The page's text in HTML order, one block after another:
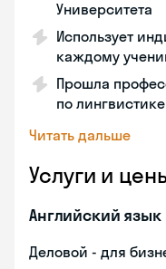
Университета
Использует
каждому
Прошла
по
Читать дальше
Услуги и
Английский язык
Деловой - для